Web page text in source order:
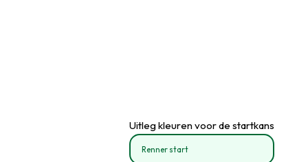
Uitleg kleuren voor de startkans
Renner start